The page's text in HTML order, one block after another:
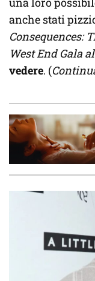
anche stati
Consequences:
West End Gala
vedere. (